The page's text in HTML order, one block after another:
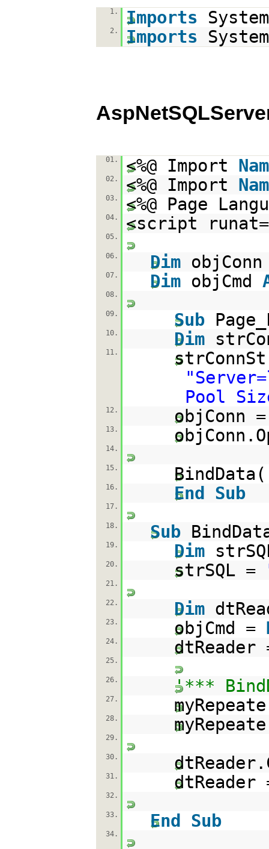
1. Imports
2. Imports
01. <%@ Import
02. <%@ Import
03. <%@ Page
04. <script runat=
05.
06. Dim
07. Dim objCmd
08.
09. Sub
10. Dim
11.
Pool
12. objConn
13.
14.
15.
16. End Sub
17.
18. Sub
19. Dim
20. strSQL =
21.
22. Dim
23. objCmd =
24. dtReader
25.
26. '***
27.
28.
29.
30.
31.
32.
33. End Sub
34.